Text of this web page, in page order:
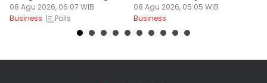
Negara
08 Agu 2026, 06:07 WIB
Business
Polls
08 Agu 2026, 05:05 WIB
Business